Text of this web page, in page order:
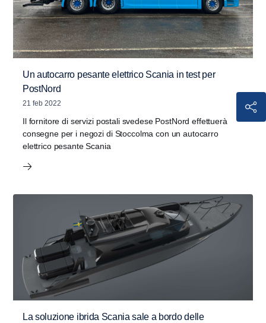
Un autocarro pesante elettrico Scania in test per
PostNord
21 feb 2022
Il fornitore di servizi postali svedese PostNord effettuerà
consegne per i negozi di Stoccolma con un autocarro
elettrico pesante Scania
La soluzione ibrida Scania sale a bordo delle